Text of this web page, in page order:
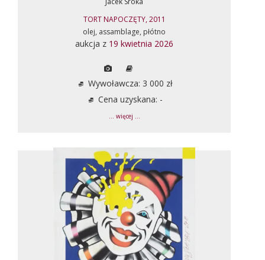
TORT NAPOCZĘTY, 2011
olej, assamblage, płótno
aukcja z 19 kwietnia 2026
Wywoławcza: 3 000 zł
Cena uzyskana: -
... więcej ...